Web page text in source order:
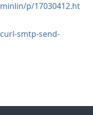
p/17030412.ht
smtp-send-